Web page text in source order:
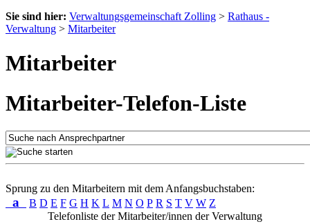
Sie sind hier: Verwaltungsgemeinschaft Zolling > Rathaus -
Verwaltung > Mitarbeiter
Mitarbeiter
Mitarbeiter-Telefon-Liste
Sprung zu den Mitarbeitern mit dem Anfangsbuchstaben:
a B D E F G H K L M N O P R S T V W Z
Telefonliste der Mitarbeiter/innen der Verwaltung